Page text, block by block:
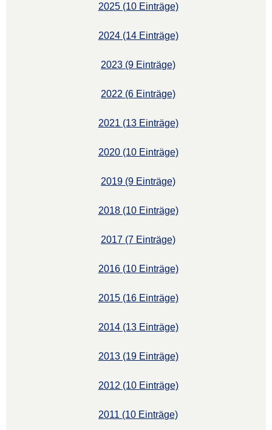
2025 (10 Einträge)
2024 (14 Einträge)
2023 (9 Einträge)
2022 (6 Einträge)
2021 (13 Einträge)
2020 (10 Einträge)
2019 (9 Einträge)
2018 (10 Einträge)
2017 (7 Einträge)
2016 (10 Einträge)
2015 (16 Einträge)
2014 (13 Einträge)
2013 (19 Einträge)
2012 (10 Einträge)
2011 (10 Einträge)